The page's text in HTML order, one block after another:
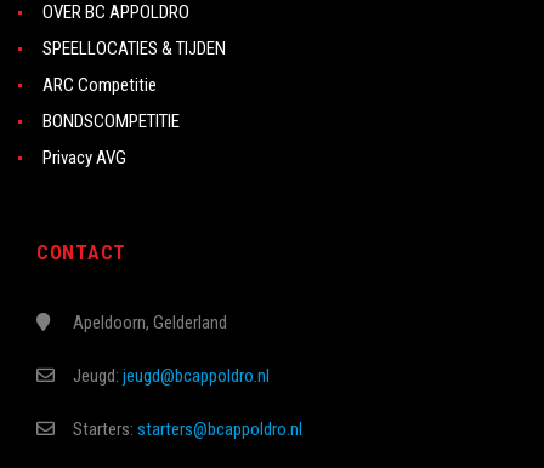
OVER BC APPOLDRO
SPEELLOCATIES & TIJDEN
ARC Competitie
BONDSCOMPETITIE
Privacy AVG
CONTACT
Apeldoorn, Gelderland
Jeugd: jeugd@bcappoldro.nl
Starters: starters@bcappoldro.nl